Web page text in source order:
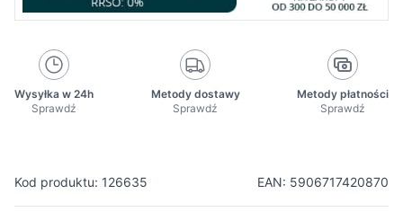
Kod produktu: 126635 EAN: 5906717420870
Wysyłka w 24h
Sprawdź
Metody dostawy
Sprawdź
Metody płatności
Sprawdź